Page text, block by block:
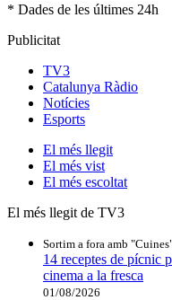
* Dades de les últimes 24h
Publicitat
TV3
Catalunya Ràdio
Notícies
Esports
El més llegit
El més vist
El més escoltat
El més llegit de TV3
Sortim a fora amb
14 receptes de pícnic
cinema a la fresca
01/08/2026